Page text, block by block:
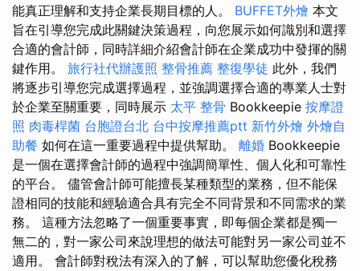
能真正理解和支持企業長期目標的人。 BUFFET外燴 本文
旨在引導您完成此關鍵決策過程，向您展示如何識別和選擇
合適的會計師，同時詳細介紹會計師在企業成功中發揮的關
鍵作用。 旅行社代辦護照 整骨推薦 整復學徒 此外，我們
將逐步引導您完成選擇過程，並強調選擇合適的專業人士對
於企業至關重要，同時展示 太平 整骨 Bookkeepie 按摩證
照 肉毒桿菌 台胞證台北 台中按摩推薦ptt 新竹外燴 外燴自
助餐 如何在這一重要過程中提供幫助。 離婚 Bookkeepie
是一個在選擇會計師的過程中強調簡單性、個人化和可靠性
的平台。 儘管會計師可能擅長某種類型的業務，但不能保
證相同的技能和經驗適合具有完全不同背景和不同需求的業
務。 這種方法忽略了一個重要事實，即每個企業都是獨一
無二的，對一家公司來說理想的做法可能對另一家公司並不
適用。 會計師對稅法有深入的了解，可以幫助您優化稅務